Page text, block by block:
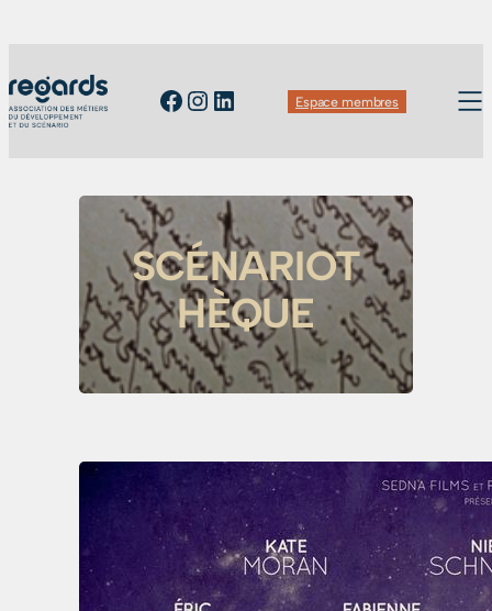
Facebook
Instagram
LinkedInEspace membres
SCÉNARIOT
HÈQUE